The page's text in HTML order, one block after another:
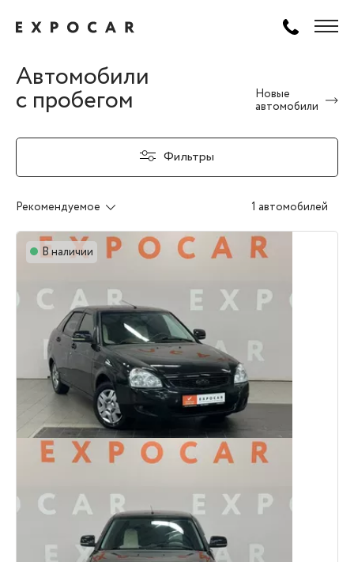
Автомобили
с пробегом
Новые
автомобили
Фильтры
Рекомендуемое 1 автомобилей
В наличии